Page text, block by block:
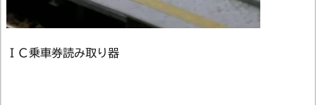
ＩＣ乗車券読み取り器